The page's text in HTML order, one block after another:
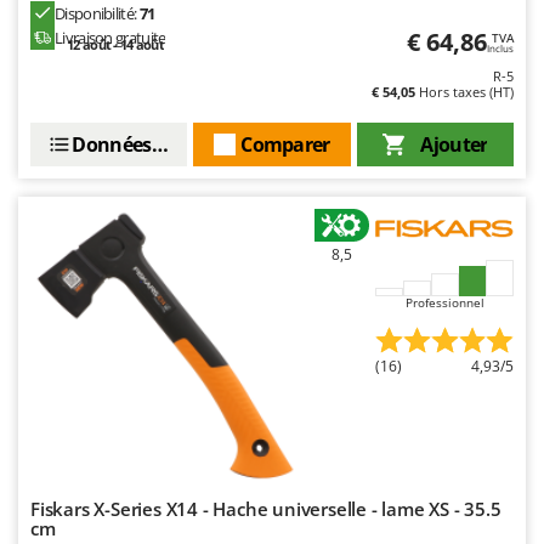
Disponibilité:71
Livraison gratuite
12 août - 14 août € 64,86 TVA
Inclus
R-5
€ 54,05 Hors taxes (HT)
Ajouter
Comparer
Données techniques
8,5
Professionnel
(16) 4,93/5
Fiskars X-Series X14 - Hache universelle - lame XS - 35.5
cm